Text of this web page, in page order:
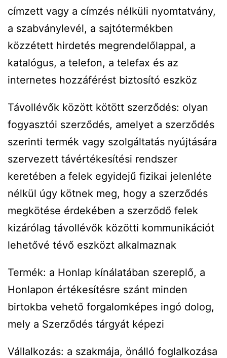
címzett vagy a címzés nélküli nyomtatvány,
a szabványlevél, a sajtótermékben
közzétett hirdetés megrendelőlappal, a
katalógus, a telefon, a telefax és az
internetes hozzáférést biztosító eszköz
Távollévők között kötött szerződés: olyan
fogyasztói szerződés, amelyet a szerződés
szerinti termék vagy szolgáltatás nyújtására
szervezett távértékesítési rendszer
keretében a felek egyidejű fizikai jelenléte
nélkül úgy kötnek meg, hogy a szerződés
megkötése érdekében a szerződő felek
kizárólag távollévők közötti kommunikációt
lehetővé tévő eszközt alkalmaznak
Termék: a Honlap kínálatában szereplő, a
Honlapon értékesítésre szánt minden
birtokba vehető forgalomképes ingó dolog,
mely a Szerződés tárgyát képezi
Vállalkozás: a szakmája, önálló foglalkozása